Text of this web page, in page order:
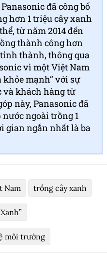
đã công bố
hơn 1 triệu cây xanh
từ năm 2014 đến
thành công hơn
thành, thông qua
vì một Việt Nam
khỏe mạnh” với sự
và khách hàng từ
này, Panasonic đã
ngoài trồng 1
gian ngắn nhất là ba
Nam trồng cây xanh
môi trường